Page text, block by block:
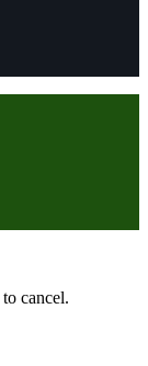
to cancel.